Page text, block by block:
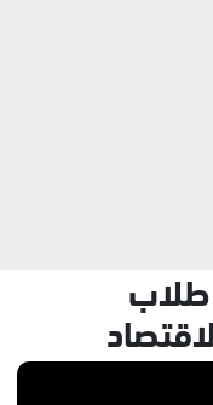
طلاب